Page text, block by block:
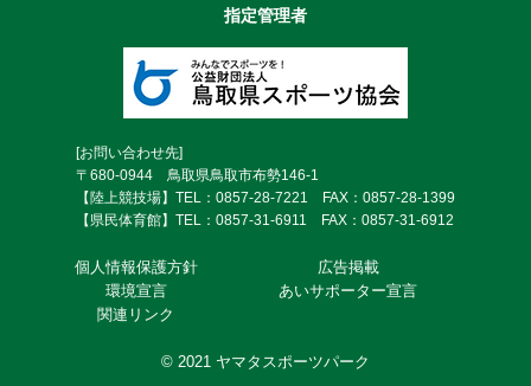
指定管理者
[お問い合わせ先]
〒680-0944 鳥取県鳥取市布勢146-1
【陸上競技場】TEL：0857-28-7221 FAX：0857-28-1399
【県民体育館】TEL：0857-31-6911 FAX：0857-31-6912
個⼈情報保護⽅針
広告掲載
環境宣言
あいサポーター宣言
関連リンク
© 2021 ヤマタスポーツパーク